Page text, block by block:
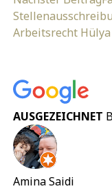
Arbeitsrecht Hülya
AUSGEZEICHNET
Amina Saidi